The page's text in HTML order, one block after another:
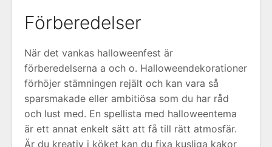
Förberedelser
När det vankas halloweenfest är
förberedelserna a och o. Halloweendekorationer
förhöjer stämningen rejält och kan vara så
sparsmakade eller ambitiösa som du har råd
och lust med. En spellista med halloweentema
är ett annat enkelt sätt att få till rätt atmosfär.
Är du kreativ i köket kan du fixa kusliga kakor